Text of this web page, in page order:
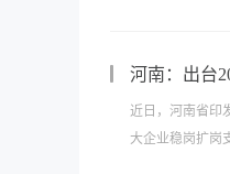
河南：出台
近日，河南省印
大企业稳岗扩岗